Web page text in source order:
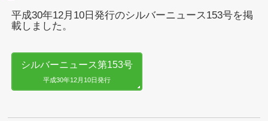
平成30年12月10日発行のシルバーニュース153号を掲
載しました。
シルバーニュース第153号
平成30年12月10日発行